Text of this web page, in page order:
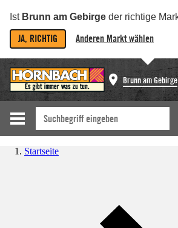
Ist Brunn am Gebirge der richtige
JA, RICHTIG Anderen Markt wählen
Brunn am Gebirge
Startseite